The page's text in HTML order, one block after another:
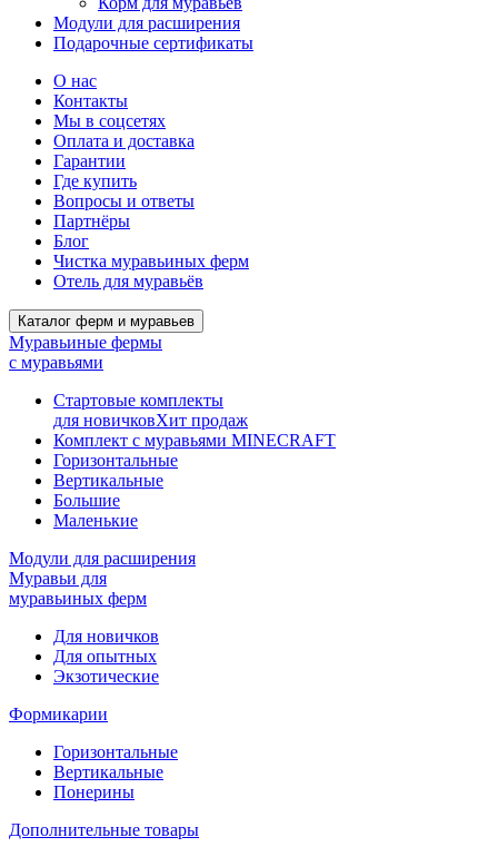
Модули для расширения
Подарочные сертификаты
О нас
Контакты
Мы в соцсетях
Оплата и доставка
Гарантии
Где купить
Вопросы и ответы
Партнёры
Блог
Чистка муравьиных ферм
Отель для муравьёв
Каталог ферм и муравьев
Муравьиные фермы
с муравьями
Стартовые комплекты
для новичковХит продаж
Комплект с муравьями MINECRAFT
Горизонтальные
Вертикальные
Большие
Маленькие
Модули для расширения
Муравьи для
муравьиных ферм
Для новичков
Для опытных
Экзотические
Формикарии
Горизонтальные
Вертикальные
Понерины
Дополнительные товары